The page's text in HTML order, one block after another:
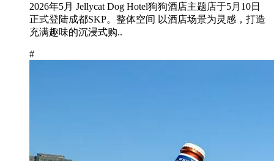
2026年5月 Jellycat Dog Hotel狗狗酒店主题店于5月10日
正式登陆成都SKP。整体空间 以酒店场景为灵感，打造
充满趣味的沉浸式购..
#